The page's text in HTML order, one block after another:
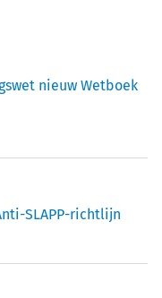
nieuw Wetboek
SLAPP-richtlijn